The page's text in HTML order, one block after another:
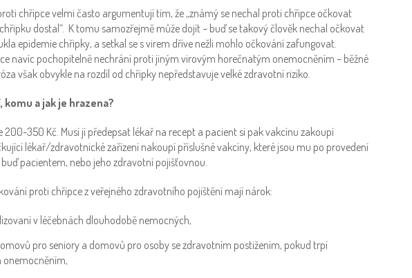
chřipce velmi často argumentují tím, že „známý se nechal proti chřipce očkovat
dostal“. K tomu samozřejmě může dojít – buď se takový člověk nechal očkovat
epidemie chřipky, a setkal se s virem dříve nežli mohlo očkování zafungovat.
navíc pochopitelně nechrání proti jiným virovým horečnatým onemocněním – běžné
však obvykle na rozdíl od chřipky nepředstavuje velké zdravotní riziko.
komu a jak je hrazena?
200-350 Kč. Musí jí předepsat lékař na recept a pacient si pak vakcínu zakoupí
lékař/zdravotnické zařízení nakoupí příslušné vakcíny, které jsou mu po provedení
pacientem, nebo jeho zdravotní pojišťovnou.
proti chřipce z veřejného zdravotního pojištění mají nárok:
v léčebnách dlouhodobě nemocných,
pro seniory a domovů pro osoby se zdravotním postižením, pokud trpí
onemocněním,